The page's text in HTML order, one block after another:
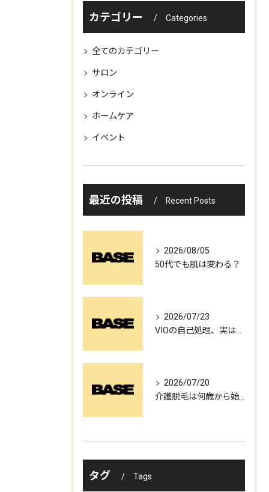
カテゴリー Categories
全てのカテゴリー
サロン
オンライン
ホームケア
イベント
最近の投稿 Recent Posts
2026/08/05
50代でも肌は変わる？
2026/07/23
VIOの自己処理、実はお肌に負担をかけているかもしれません
2026/07/20
介護脱毛は何歳から始めるのがベスト？
タグ Tags